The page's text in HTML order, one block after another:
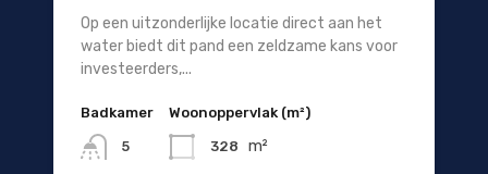
Op een uitzonderlijke locatie direct aan het
water biedt dit pand een zeldzame kans voor
investeerders,...
Badkamer
5
Woonoppervlak (m²)
328 m²